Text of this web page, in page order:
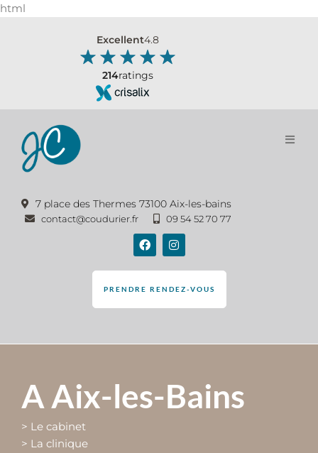
html
Excellent4.8
214ratings
7 place des Thermes 73100 Aix-les-bains
contact@coudurier.fr 09 54 52 70 77
PRENDRE RENDEZ-VOUS
A Aix-les-Bains
> Le cabinet
> La clinique